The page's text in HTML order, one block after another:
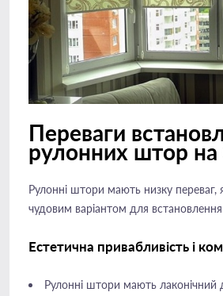
Переваги
рулонних штор на
Рулонні штори мають низку переваг,
чудовим варіантом для
Естетична привабливість і
Рулонні штори мають лаконічний